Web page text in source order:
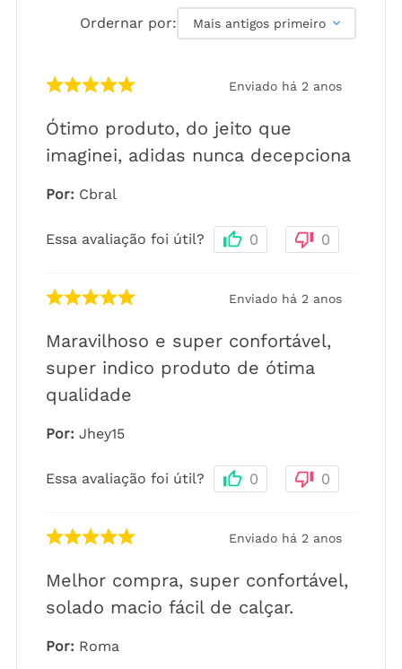
Ordernar por: Mais antigos primeiro
Enviado há 2 anos
Ótimo produto, do jeito que
imaginei, adidas nunca decepciona
Por: Cbral
Essa avaliação foi útil? 0 0
Enviado há 2 anos
Maravilhoso e super confortável,
super indico produto de ótima
qualidade
Por: Jhey15
Essa avaliação foi útil? 0 0
Enviado há 2 anos
Melhor compra, super confortável,
solado macio fácil de calçar.
Por: Roma